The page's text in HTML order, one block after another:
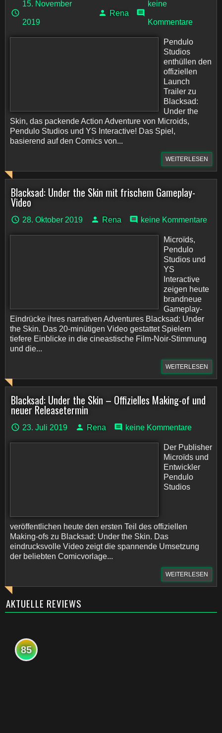
15. November
2019
Rena
keine
Kommentare
Pendulo
Studios
enthüllen den
offiziellen
Launch
Trailer zu
Blacksad:
Under the
Skin, das packende Action Adventure von Microids,
Pendulo Studios und YS Interactive! Das Spiel,
basierend auf den Comics von...
WEITERLESEN
Blacksad: Under the Skin mit frischem Gameplay-
Video
28. Oktober 2019 Rena keine Kommentare
Microïds,
Pendulo
Studios und
YS
Interactive
zeigen heute
brandneue
Gameplay-
Eindrücke ihres narrativen Adventures Blacksad: Under
the Skin. Das 20-minütigen Video gestattet Spielern
tiefere Einblicke in die cineastische Film-Noir-Stimmung
und die...
WEITERLESEN
Blacksad: Under the Skin – Offizielles Making-of und
neuer Releasetermin
23. Juli 2019 Rena keine Kommentare
Der Publisher
Microïds und
Entwickler
Pendulo
Studios
veröffentlichen heute den ersten Teil des offiziellen
Making-ofs zu Blacksad: Under the Skin. Das
eindrucksvolle Video zeigt die spannende Umsetzung
der beliebten Comicvorlage...
WEITERLESEN
AKTUELLE REVIEWS
85